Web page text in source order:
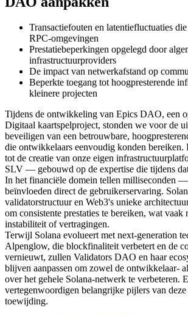
Transactiefouten en latentiefluctuaties
RPC-omgevingen
Prestatiebeperkingen opgelegd door
infrastructuurproviders
De impact van netwerkafstand op
Beperkte toegang tot hoogpresterende
kleinere projecten
Tijdens de ontwikkeling van Epics DAO, een
Digitaal kaartspelproject, stonden we voor de
beveiligen van een betrouwbare,
die ontwikkelaars eenvoudig konden bereiken.
tot de creatie van onze eigen
SLV — gebouwd op de expertise die tijdens
In het financiële domein tellen milliseconden
beïnvloeden direct de gebruikerservaring.
validatorstructuur en Web3's unieke
om consistente prestaties te bereiken, wat vaak
instabiliteit of vertragingen.
Terwijl Solana evolueert met next-generation
Alpenglow, die blockfinaliteit verbetert en de
vernieuwt, zullen Validators DAO en haar
blijven aanpassen om zowel de ontwikkelaar-
over het gehele Solana-netwerk te verbeteren.
vertegenwoordigen belangrijke pijlers van
toewijding.